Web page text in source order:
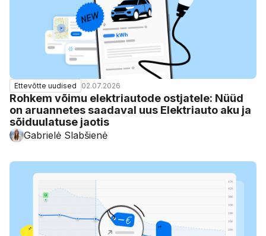
Ettevõtte uudised 02.07.2026
Rohkem võimu elektriautode ostjatele: Nüüd
on aruannetes saadaval uus Elektriauto aku ja
sõiduulatuse jaotis
Gabrielė Slabšienė